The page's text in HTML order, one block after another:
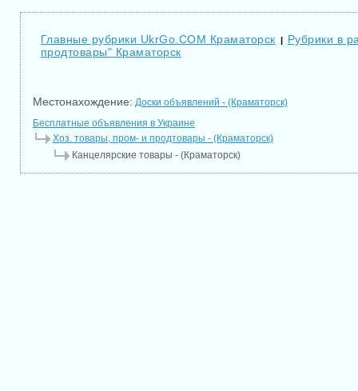
Главные рубрики UkrGo.COM Краматорск | Рубрики в
продтовары" Краматорск
Местонахождение: Доски объявлений - (Краматорск)
Бесплатные объявления в Украине
Хоз. товары, пром- и продтовары - (Краматорск)
Канцелярские товары - (Краматорск)